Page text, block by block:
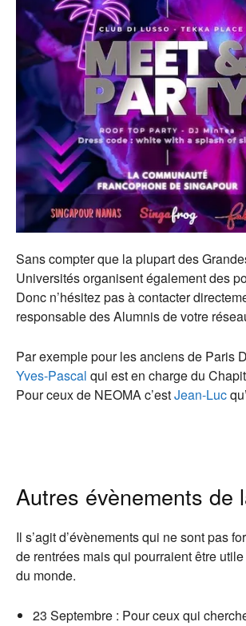
Sans compter que la plupart des
Universités organisent également des
Donc n’hésitez pas à contacter
responsable des Alumnis de votre
Par exemple pour les anciens de Paris
Yves-Pascal qui est en charge du
Pour ceux de NEOMA c’estJean-Luc
Autres évènements de
Il s’agit d’évènements qui ne sont pas
de rentrées mais qui pourraient être
du monde.
23 Septembre : Pour ceux qui